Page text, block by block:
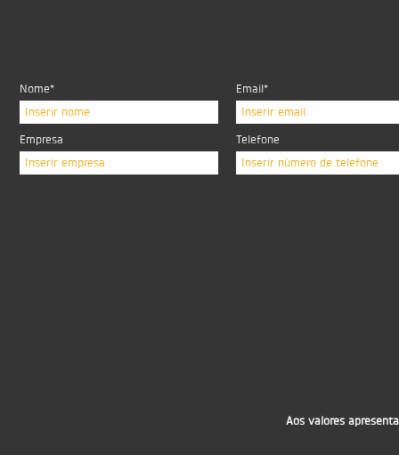
Aos valores
Nome*
Inserir nome
Email*
Inserir email
Empresa
Inserir empresa
Telefone
Inserir número de telefone